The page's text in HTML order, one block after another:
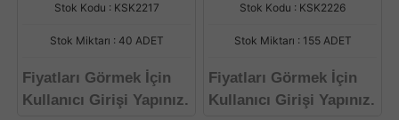
Stok Kodu : KSK2217
Stok Miktarı : 40 ADET
Fiyatları Görmek İçin
Kullanıcı Girişi Yapınız.
Stok Kodu : KSK2226
Stok Miktarı : 155 ADET
Fiyatları Görmek İçin
Kullanıcı Girişi Yapınız.